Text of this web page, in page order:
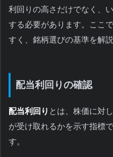
利回りの高さだけでなく、
する必要があります。ここ
すく、銘柄選びの基準を解説
配当利回りの確認
配当利回り とは、株価に対
が受け取れるかを示す指標
す。